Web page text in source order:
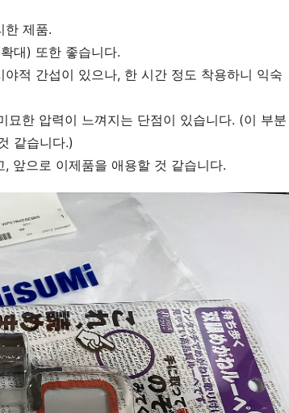
한 제품.
대) 또한 좋습니다.
적 간섭이 있으나, 한 시간 정도 착용하니 익숙
묘한 압력이 느껴지는 단점이 있습니다. (이 부분
같습니다.)
앞으로 이제품을 애용할 것 같습니다.